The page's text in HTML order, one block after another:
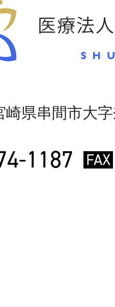
崎県串間市大
1187 FAX